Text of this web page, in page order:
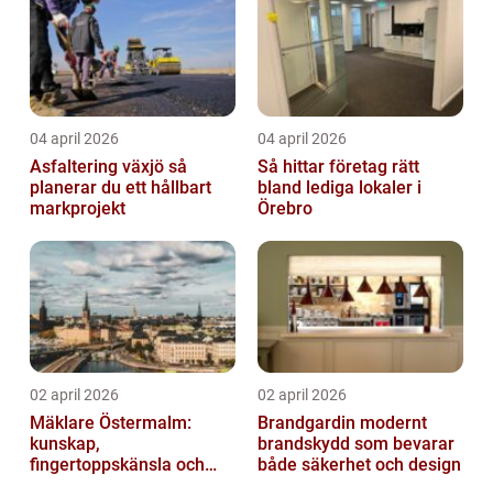
04 april 2026
Asfaltering växjö så
planerar du ett hållbart
markprojekt
04 april 2026
Så hittar företag rätt
bland lediga lokaler i
Örebro
02 april 2026
Mäklare Östermalm:
kunskap,
fingertoppskänsla och
02 april 2026
Brandgardin modernt
brandskydd som bevarar
både säkerhet och design